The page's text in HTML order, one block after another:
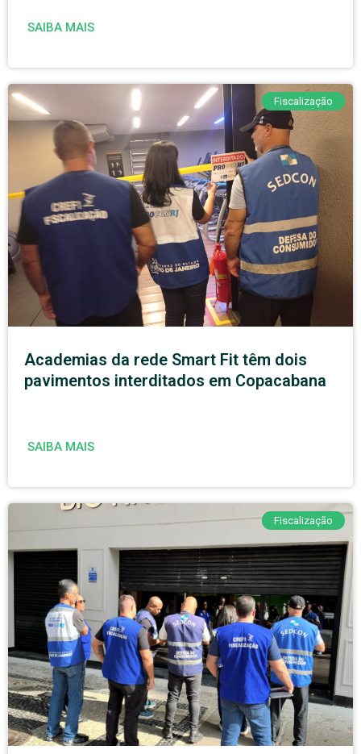
SAIBA MAIS
Fiscalização
Academias da rede Smart Fit têm dois
pavimentos interditados em Copacabana
SAIBA MAIS
Fiscalização